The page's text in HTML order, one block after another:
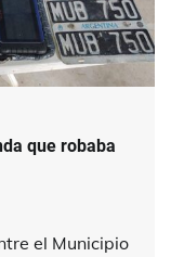
que robaba
el Municipio